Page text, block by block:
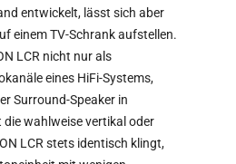
entwickelt, lässt sich aber
einem TV-Schrank aufstellen.
LCR nicht nur als
eines HiFi-Systems,
Surround-Speaker in
wahlweise vertikal oder
LCR stets identisch klingt,